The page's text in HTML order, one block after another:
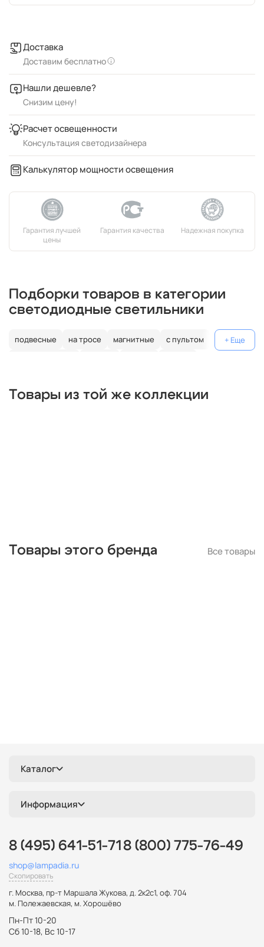
Доставка
Доставим бесплатно
Нашли дешевле?
Снизим цену!
Расчет освещенности
Консультация светодизайнера
Калькулятор мощности освещения
Подборки товаров в категории
светодиодные светильники
подвесные на тросе магнитные с пультом
лофт
плоские
белые ip67 ip65 для шкафа
шар
Товары из той же коллекции
Товары этого бренда Все товары
Каталог
Информация
8 (495) 641-51-71 8 (800) 775-76-49
shop@lampadia.ru
Скопировать
г. Москва, пр-т Маршала Жукова, д. 2к2с1, оф. 704
м. Полежаевская, м. Хорошёво
Пн-Пт 10-20
Сб 10-18, Вс 10-17